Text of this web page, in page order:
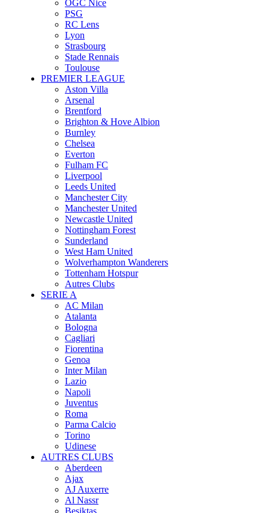
OGC Nice
PSG
RC Lens
Lyon
Strasbourg
Stade Rennais
Toulouse
PREMIER LEAGUE
Aston Villa
Arsenal
Brentford
Brighton & Hove Albion
Burnley
Chelsea
Everton
Fulham FC
Liverpool
Leeds United
Manchester City
Manchester United
Newcastle United
Nottingham Forest
Sunderland
West Ham United
Wolverhampton Wanderers
Tottenham Hotspur
Autres Clubs
SERIE A
AC Milan
Atalanta
Bologna
Cagliari
Fiorentina
Genoa
Inter Milan
Lazio
Napoli
Juventus
Roma
Parma Calcio
Torino
Udinese
AUTRES CLUBS
Aberdeen
Ajax
AJ Auxerre
Al Nassr
Besiktas